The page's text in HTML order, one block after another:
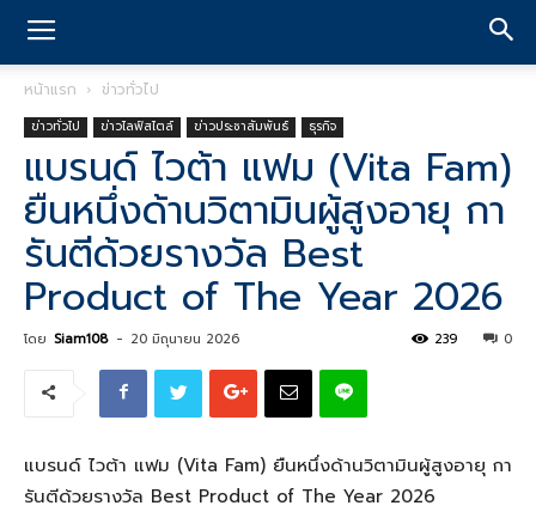
หน้าแรก ข่าวทั่วไป
ข่าวทั่วไป ข่าวไลฟ์สไตล์ ข่าวประชาสัมพันธ์ ธุรกิจ
แบรนด์ ไวต้า แฟม (Vita Fam)
ยืนหนึ่งด้านวิตามินผู้สูงอายุ กา
รันตีด้วยรางวัล Best
Product of The Year 2026
โดย Siam108 - 20 มิถุนายน 2026 0
239
แบรนด์ ไวต้า แฟม (Vita Fam) ยืนหนึ่งด้านวิตามินผู้สูงอายุ กา
รันตีด้วยรางวัล Best Product of The Year 2026